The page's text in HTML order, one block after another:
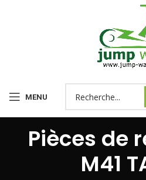
MENU
Pièces de
M41